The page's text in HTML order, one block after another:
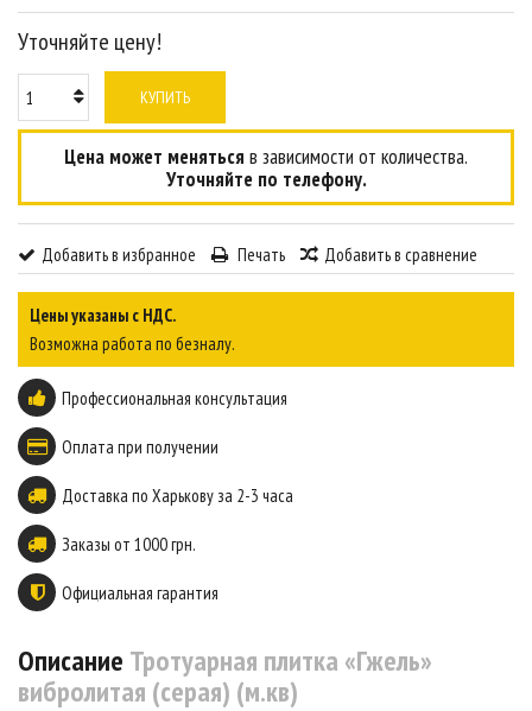
Уточняйте цену!
КУПИТЬ
Цена может меняться в зависимости от количества.
Уточняйте по телефону.
Добавить в избранное Печать Добавить в сравнение
Цены указаны с НДС.
Возможна работа по безналу.
Профессиональная консультация
Оплата при получении
Доставка по Харькову за 2-3 часа
Заказы от 1000 грн.
Официальная гарантия
Описание Тротуарная плитка «Гжель»
вибролитая (серая) (м.кв)